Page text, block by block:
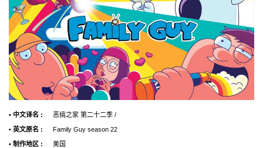
• 中文译名 : 恶搞之家 第二十二季 /
• 英文原名 : Family Guy season 22
• 制作地区 : 美国